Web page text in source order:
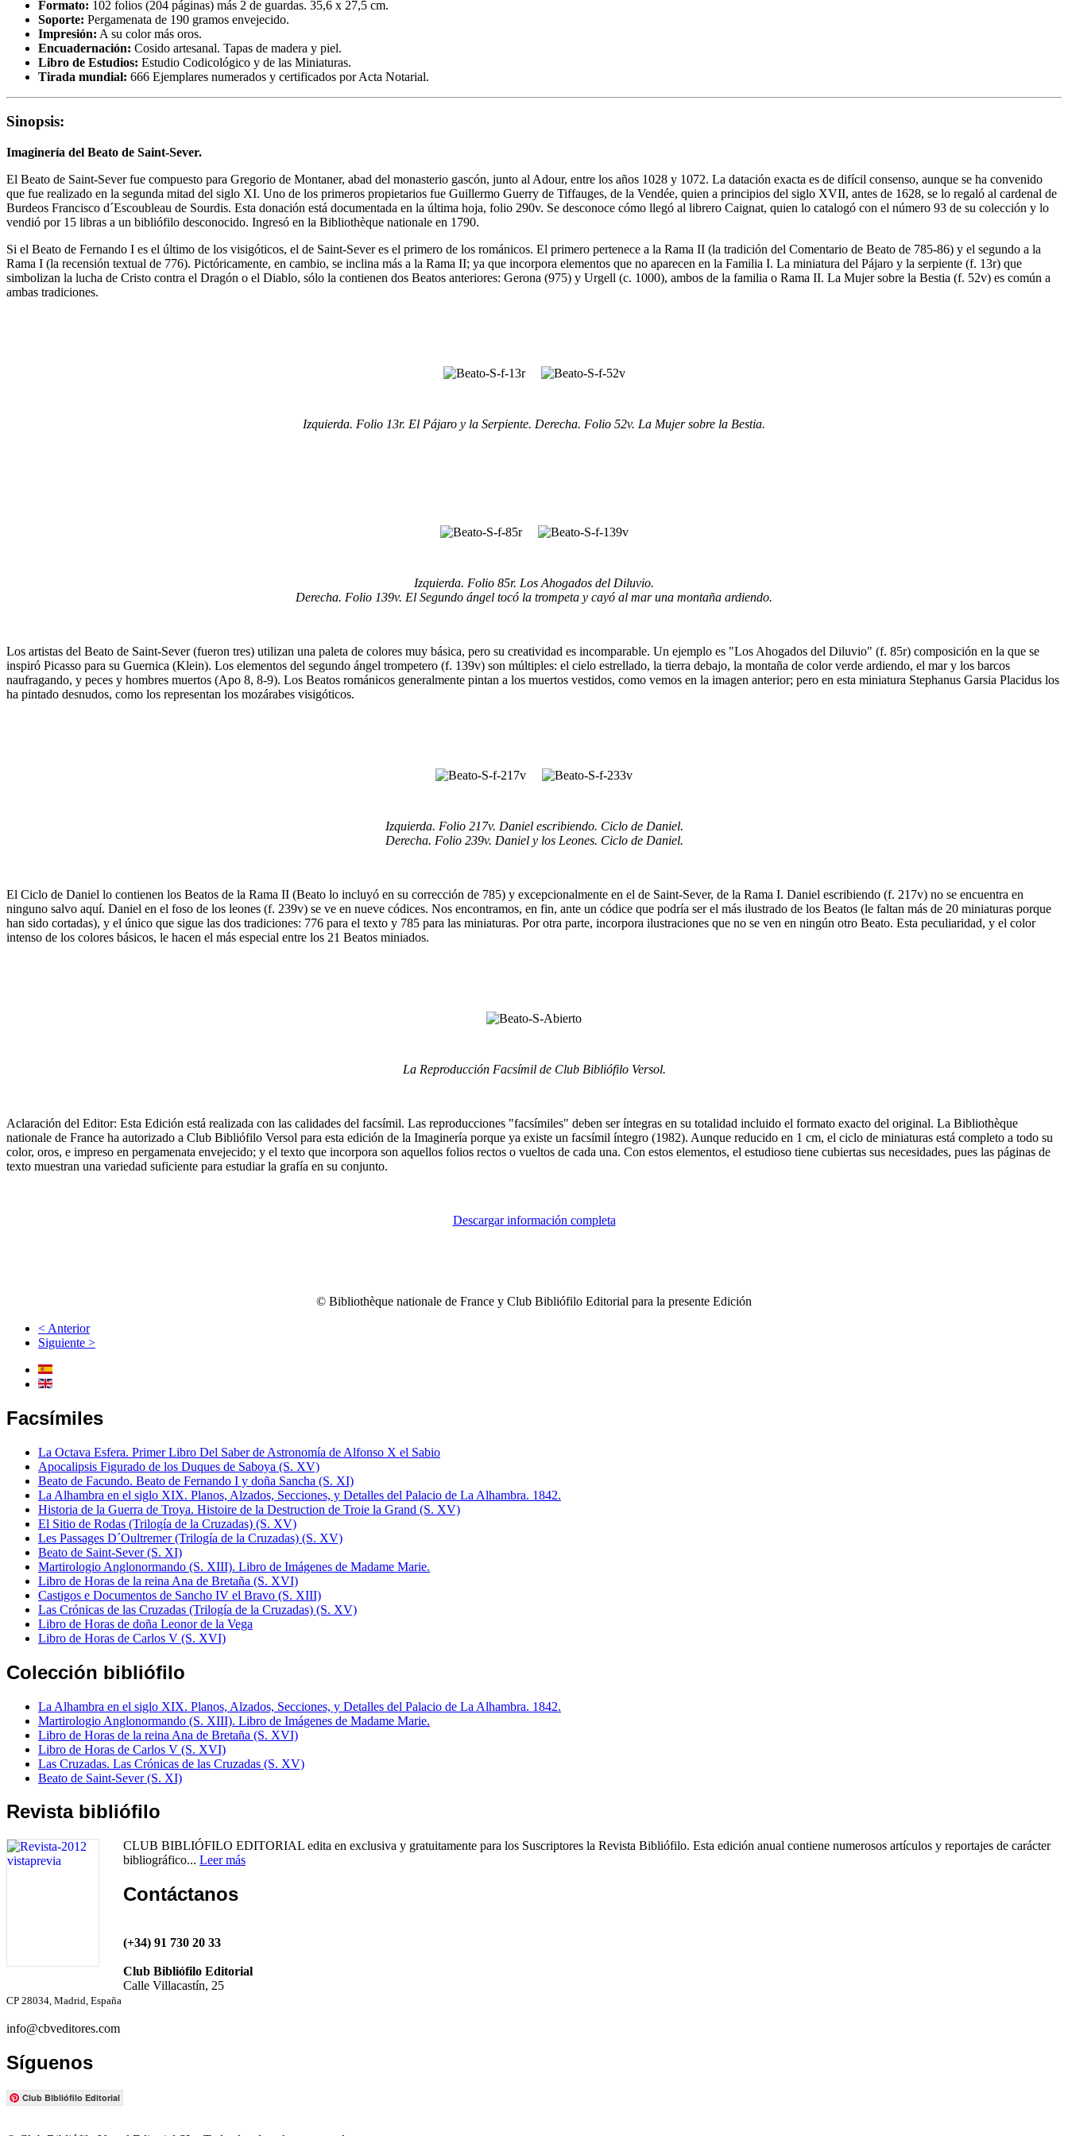
Formato: 102 folios (204 páginas) más 2 de guardas. 35,6 x 27,5 cm.
Soporte: Pergamenata de 190 gramos envejecido.
Impresión: A su color más oros.
Encuadernación: Cosido artesanal. Tapas de madera y piel.
Libro de Estudios: Estudio Codicológico y de las Miniaturas.
Tirada mundial: 666 Ejemplares numerados y certificados por Acta Notarial.
Sinopsis:
Imaginería del Beato de Saint-Sever.
El Beato de Saint-Sever fue compuesto para Gregorio de Montaner, abad del monasterio gascón, junto al Adour, entre los años 1028 y 1072. La datación exacta es de difícil consenso, aunque se ha convenido
que fue realizado en la segunda mitad del siglo XI. Uno de los primeros propietarios fue Guillermo Guerry de Tiffauges, de la Vendée, quien a principios del siglo XVII, antes de 1628, se lo regaló al cardenal de
Burdeos Francisco d´Escoubleau de Sourdis. Esta donación está documentada en la última hoja, folio 290v. Se desconoce cómo llegó al librero Caignat, quien lo catalogó con el número 93 de su colección y lo
vendió por 15 libras a un bibliófilo desconocido. Ingresó en la Bibliothèque nationale en 1790.
Si el Beato de Fernando I es el último de los visigóticos, el de Saint-Sever es el primero de los románicos. El primero pertenece a la Rama II (la tradición del Comentario de Beato de 785-86) y el segundo a la
Rama I (la recensión textual de 776). Pictóricamente, en cambio, se inclina más a la Rama II; ya que incorpora elementos que no aparecen en la Familia I. La miniatura del Pájaro y la serpiente (f. 13r) que
simbolizan la lucha de Cristo contra el Dragón o el Diablo, sólo la contienen dos Beatos anteriores: Gerona (975) y Urgell (c. 1000), ambos de la familia o Rama II. La Mujer sobre la Bestia (f. 52v) es común a
ambas tradiciones.
Izquierda. Folio 13r. El Pájaro y la Serpiente. Derecha. Folio 52v. La Mujer sobre la Bestia.
Izquierda. Folio 85r. Los Ahogados del Diluvio.
Derecha. Folio 139v. El Segundo ángel tocó la trompeta y cayó al mar una montaña ardiendo.
Los artistas del Beato de Saint-Sever (fueron tres) utilizan una paleta de colores muy básica, pero su creatividad es incomparable. Un ejemplo es "Los Ahogados del Diluvio" (f. 85r) composición en la que se
inspiró Picasso para su Guernica (Klein). Los elementos del segundo ángel trompetero (f. 139v) son múltiples: el cielo estrellado, la tierra debajo, la montaña de color verde ardiendo, el mar y los barcos
naufragando, y peces y hombres muertos (Apo 8, 8-9). Los Beatos románicos generalmente pintan a los muertos vestidos, como vemos en la imagen anterior; pero en esta miniatura Stephanus Garsia Placidus los
ha pintado desnudos, como los representan los mozárabes visigóticos.
Izquierda. Folio 217v. Daniel escribiendo. Ciclo de Daniel.
Derecha. Folio 239v. Daniel y los Leones. Ciclo de Daniel.
El Ciclo de Daniel lo contienen los Beatos de la Rama II (Beato lo incluyó en su corrección de 785) y excepcionalmente en el de Saint-Sever, de la Rama I. Daniel escribiendo (f. 217v) no se encuentra en
ninguno salvo aquí. Daniel en el foso de los leones (f. 239v) se ve en nueve códices. Nos encontramos, en fin, ante un códice que podría ser el más ilustrado de los Beatos (le faltan más de 20 miniaturas porque
han sido cortadas), y el único que sigue las dos tradiciones: 776 para el texto y 785 para las miniaturas. Por otra parte, incorpora ilustraciones que no se ven en ningún otro Beato. Esta peculiaridad, y el color
intenso de los colores básicos, le hacen el más especial entre los 21 Beatos miniados.
La Reproducción Facsímil de Club Bibliófilo Versol.
Aclaración del Editor: Esta Edición está realizada con las calidades del facsímil. Las reproducciones "facsímiles" deben ser íntegras en su totalidad incluido el formato exacto del original. La Bibliothèque
nationale de France ha autorizado a Club Bibliófilo Versol para esta edición de la Imaginería porque ya existe un facsímil íntegro (1982). Aunque reducido en 1 cm, el ciclo de miniaturas está completo a todo su
color, oros, e impreso en pergamenata envejecido; y el texto que incorpora son aquellos folios rectos o vueltos de cada una. Con estos elementos, el estudioso tiene cubiertas sus necesidades, pues las páginas de
texto muestran una variedad suficiente para estudiar la grafía en su conjunto.
Descargar información completa
© Bibliothèque nationale de France y Club Bibliófilo Editorial para la presente Edición
< Anterior
Siguiente >
Facsímiles
La Octava Esfera. Primer Libro Del Saber de Astronomía de Alfonso X el Sabio
Apocalipsis Figurado de los Duques de Saboya (S. XV)
Beato de Facundo. Beato de Fernando I y doña Sancha (S. XI)
La Alhambra en el siglo XIX. Planos, Alzados, Secciones, y Detalles del Palacio de La Alhambra. 1842.
Historia de la Guerra de Troya. Histoire de la Destruction de Troie la Grand (S. XV)
El Sitio de Rodas (Trilogía de la Cruzadas) (S. XV)
Les Passages D´Oultremer (Trilogía de la Cruzadas) (S. XV)
Beato de Saint-Sever (S. XI)
Martirologio Anglonormando (S. XIII). Libro de Imágenes de Madame Marie.
Libro de Horas de la reina Ana de Bretaña (S. XVI)
Castigos e Documentos de Sancho IV el Bravo (S. XIII)
Las Crónicas de las Cruzadas (Trilogía de la Cruzadas) (S. XV)
Libro de Horas de doña Leonor de la Vega
Libro de Horas de Carlos V (S. XVI)
Colección bibliófilo
La Alhambra en el siglo XIX. Planos, Alzados, Secciones, y Detalles del Palacio de La Alhambra. 1842.
Martirologio Anglonormando (S. XIII). Libro de Imágenes de Madame Marie.
Libro de Horas de la reina Ana de Bretaña (S. XVI)
Libro de Horas de Carlos V (S. XVI)
Las Cruzadas. Las Crónicas de las Cruzadas (S. XV)
Beato de Saint-Sever (S. XI)
Revista bibliófilo
CLUB BIBLIÓFILO EDITORIAL edita en exclusiva y gratuitamente para los Suscriptores la Revista Bibliófilo. Esta edición anual contiene numerosos artículos y reportajes de carácter
bibliográfico... Leer más
Contáctanos
(+34) 91 730 20 33
Club Bibliófilo Editorial
Calle Villacastín, 25
CP 28034, Madrid, España
info@cbveditores.com
Síguenos
Club Bibliófilo Editorial